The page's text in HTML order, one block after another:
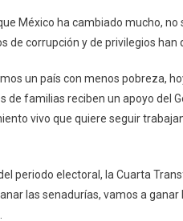
Nacional
De
Defensa
De
México ha cambiado mucho,
corrupción y de privilegios han
un país con menos pobreza,
de familias reciben un apoyo del
vivo que quiere seguir
periodo electoral, la Cuarta
las senadurías, vamos a